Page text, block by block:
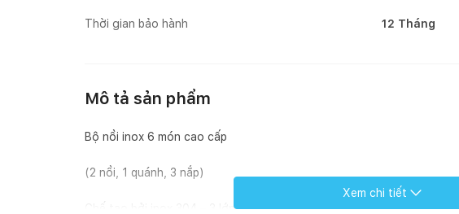
Thời gian bảo hành 12 Tháng
Mô tả sản phẩm
Bộ nồi inox 6 món cao cấp
(2 nồi, 1 quánh, 3 nắp)
Chế tạo bởi inox 304 – 3 lớp
Xem chi tiết